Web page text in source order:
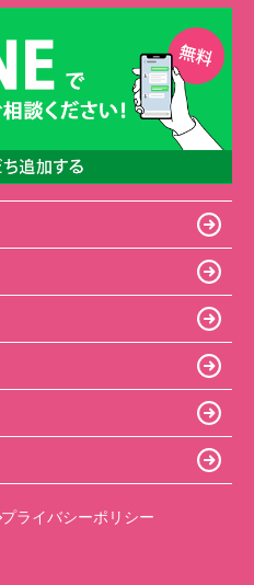
プライバシーポリシー